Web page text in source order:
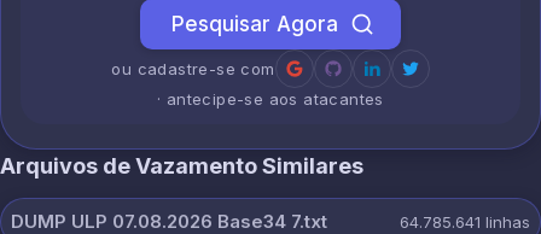
Pesquisar Agora
ou cadastre-se com
· antecipe-se aos atacantes
Arquivos de Vazamento Similares
DUMP ULP 07.08.2026 Base34 7.txt 64.785.641 linhas